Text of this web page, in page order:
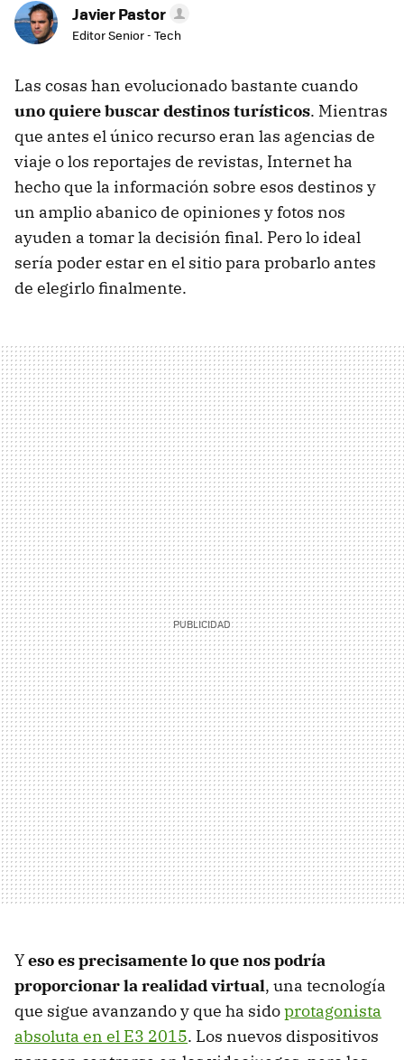
Javier Pastor
Editor Senior - Tech
Las cosas han evolucionado bastante cuando
uno quiere buscar destinos turísticos. Mientras
que antes el único recurso eran las agencias de
viaje o los reportajes de revistas, Internet ha
hecho que la información sobre esos destinos y
un amplio abanico de opiniones y fotos nos
ayuden a tomar la decisión final. Pero lo ideal
sería poder estar en el sitio para probarlo antes
de elegirlo finalmente.
Yeso es precisamente lo que nos podría
proporcionar la realidad virtual, una tecnología
que sigue avanzando y que ha sidoprotagonista
absoluta en el E3 2015. Los nuevos dispositivos